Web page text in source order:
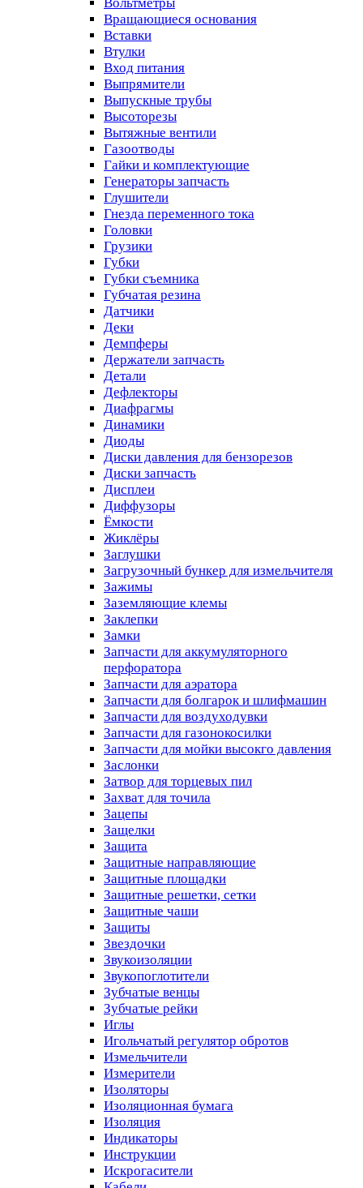
Вращающиеся основания
Вставки
Втулки
Вход питания
Выпрямители
Выпускные трубы
Высоторезы
Вытяжные вентили
Газоотводы
Гайки и комплектующие
Генераторы запчасть
Глушители
Гнезда переменного тока
Головки
Грузики
Губки
Губки съемника
Губчатая резина
Датчики
Деки
Демпферы
Держатели запчасть
Детали
Дефлекторы
Диафрагмы
Динамики
Диоды
Диски давления для бензорезов
Диски запчасть
Дисплеи
Диффузоры
Ёмкости
Жиклёры
Заглушки
Загрузочный бункер для измельчителя
Зажимы
Заземляющие клемы
Заклепки
Замки
Запчасти для аккумуляторного
перфоратора
Запчасти для аэратора
Запчасти для болгарок и шлифмашин
Запчасти для воздуходувки
Запчасти для газонокосилки
Запчасти для мойки высокго давления
Заслонки
Затвор для торцевых пил
Захват для точила
Зацепы
Защелки
Защита
Защитные направляющие
Защитные площадки
Защитные решетки, сетки
Защитные чаши
Защиты
Звездочки
Звукоизоляции
Звукопоглотители
Зубчатые венцы
Зубчатые рейки
Иглы
Игольчатый регулятор обротов
Измельчители
Измерители
Изоляторы
Изоляционная бумага
Изоляция
Индикаторы
Инструкции
Искрогасители